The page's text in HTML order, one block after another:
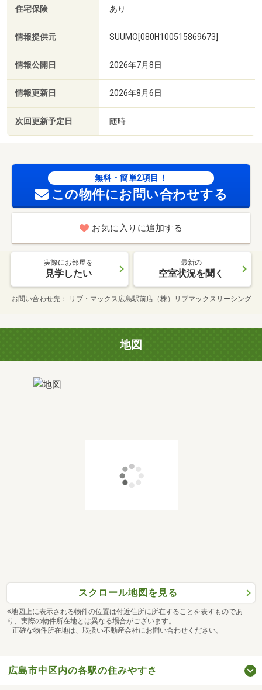
住宅保険 あり
情報提供元 SUUMO[080H100515869673]
情報公開日 2026年7月8日
情報更新日 2026年8月6日
次回更新予定日 随時
無料・簡単2項目！
この物件にお問い合わせする
お気に入りに追加する
実際にお部屋を
見学したい
最新の
空室状況を聞く
お問い合わせ先 リブ・マックス広島駅前店（株）リブマックスリーシング
地図
スクロール地図を見る
※地図上に表示される物件の位置は付近住所に所在することを表すものであ
り、実際の物件所在地とは異なる場合がございます。
正確な物件所在地は、取扱い不動産会社にお問い合わせください。
広島市中区内の各駅の住みやすさ